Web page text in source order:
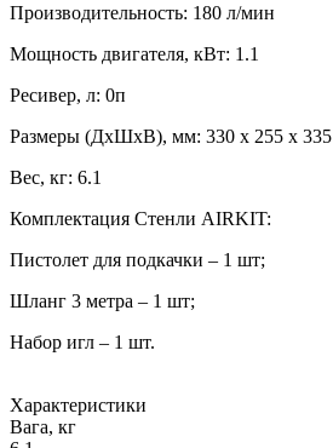
Производительность: 180 л/мин
Мощность двигателя, кВт: 1.1
Ресивер, л: 0п
Размеры (ДxШxВ), мм: 330 х 255 х 335
Вес, кг: 6.1
Комплектация Стенли AIRKIT:
Пистолет для подкачки – 1 шт;
Шланг 3 метра – 1 шт;
Набор игл – 1 шт.
Характеристики
Вага, кг